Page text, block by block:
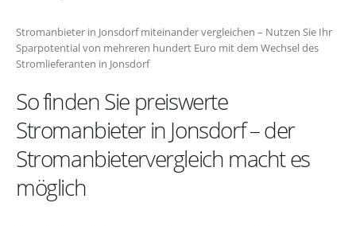
Stromanbieter in Jonsdorf miteinander vergleichen – Nutzen Sie Ihr
Sparpotential von mehreren hundert Euro mit dem Wechsel des
Stromlieferanten in Jonsdorf
So finden Sie preiswerte
Stromanbieter in Jonsdorf – der
Stromanbietervergleich macht es
möglich